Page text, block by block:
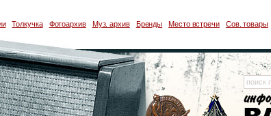
Толкучка Фотоархив Муз. архив Бренды Место встречи Сов. товары